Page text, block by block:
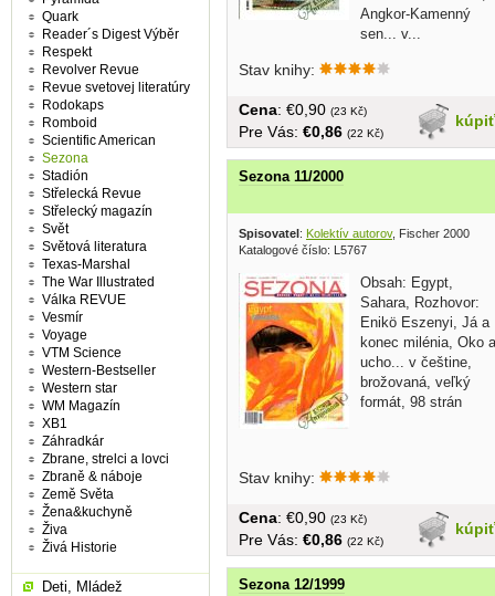
Angkor-Kamenný
sen... v...
Stav knihy:
kúpiť
Cena: €0,90 (23 Kč)
Pre Vás: €0,86 (22 Kč)
Sezona 11/2000
Spisovatel: Kolektív autorov, Fischer 2000
Katalogové číslo: L5767
Obsah: Egypt,
Sahara, Rozhovor:
Enikö Eszenyi, Já a
konec milénia, Oko a
ucho... v češtine,
brožovaná, veľký
formát, 98 strán
Stav knihy:
kúpiť
Cena: €0,90 (23 Kč)
Pre Vás: €0,86 (22 Kč)
Sezona 12/1999
Quark
Reader´s Digest Výběr
Respekt
Revolver Revue
Revue svetovej literatúry
Rodokaps
Romboid
Scientific American
Sezona
Stadión
Střelecká Revue
Střelecký magazín
Svět
Světová literatura
Texas-Marshal
The War Illustrated
Válka REVUE
Vesmír
Voyage
VTM Science
Western-Bestseller
Western star
WM Magazín
XB1
Záhradkár
Zbrane, strelci a lovci
Zbraně & náboje
Země Světa
Žena&kuchyně
Živa
Živá Historie
Deti, Mládež